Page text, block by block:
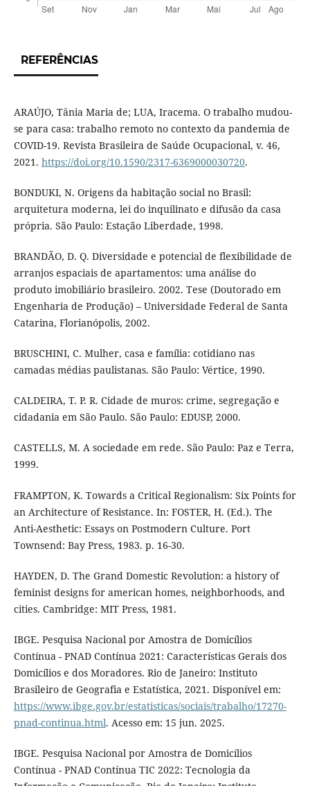
REFERÊNCIAS
ARAÚJO, Tânia Maria de; LUA, Iracema. O trabalho mudou-
se para casa: trabalho remoto no contexto da pandemia de
COVID-19. Revista Brasileira de Saúde Ocupacional, v. 46,
2021. https://doi.org/10.1590/2317-6369000030720.
BONDUKI, N. Origens da habitação social no Brasil:
arquitetura moderna, lei do inquilinato e difusão da casa
própria. São Paulo: Estação Liberdade, 1998.
BRANDÃO, D. Q. Diversidade e potencial de flexibilidade de
arranjos espaciais de apartamentos: uma análise do
produto imobiliário brasileiro. 2002. Tese (Doutorado em
Engenharia de Produção) – Universidade Federal de Santa
Catarina, Florianópolis, 2002.
BRUSCHINI, C. Mulher, casa e família: cotidiano nas
camadas médias paulistanas. São Paulo: Vértice, 1990.
CALDEIRA, T. P. R. Cidade de muros: crime, segregação e
cidadania em São Paulo. São Paulo: EDUSP, 2000.
CASTELLS, M. A sociedade em rede. São Paulo: Paz e Terra,
1999.
FRAMPTON, K. Towards a Critical Regionalism: Six Points for
an Architecture of Resistance. In: FOSTER, H. (Ed.). The
Anti-Aesthetic: Essays on Postmodern Culture. Port
Townsend: Bay Press, 1983. p. 16-30.
HAYDEN, D. The Grand Domestic Revolution: a history of
feminist designs for american homes, neighborhoods, and
cities. Cambridge: MIT Press, 1981.
IBGE. Pesquisa Nacional por Amostra de Domicílios
Contínua - PNAD Contínua 2021: Características Gerais dos
Domicílios e dos Moradores. Rio de Janeiro: Instituto
Brasileiro de Geografia e Estatística, 2021. Disponível em:
https://www.ibge.gov.br/estatisticas/sociais/trabalho/17270-
pnad-continua.html. Acesso em: 15 jun. 2025.
IBGE. Pesquisa Nacional por Amostra de Domicílios
Contínua - PNAD Contínua TIC 2022: Tecnologia da